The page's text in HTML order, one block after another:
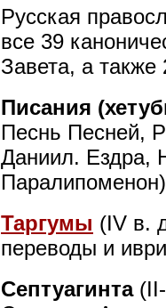
Русская
все 39
Завета, а также
Писания
Песнь Песней,
Даниил. Ездра,
Таргумы (IV в.
переводы и
Септуагинта (